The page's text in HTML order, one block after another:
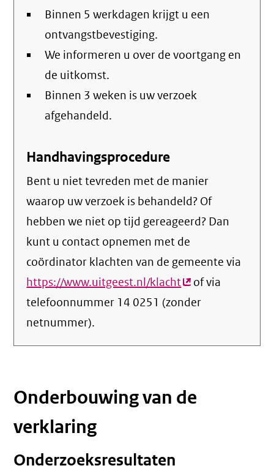
Binnen 5 werkdagen krijgt u een
ontvangstbevestiging.
We informeren u over de voortgang en
de uitkomst.
Binnen 3 weken is uw verzoek
afgehandeld.
Handhavingsprocedure
Bent u niet tevreden met de manier
waarop uw verzoek is behandeld? Of
hebben we niet op tijd gereageerd? Dan
kunt u contact opnemen met de
coördinator klachten van de gemeente via
https://www.uitgeest.nl/klacht(externe
link)
of via
telefoonnummer 14 0251 (zonder
netnummer).
Onderbouwing van de
verklaring
Onderzoeksresultaten